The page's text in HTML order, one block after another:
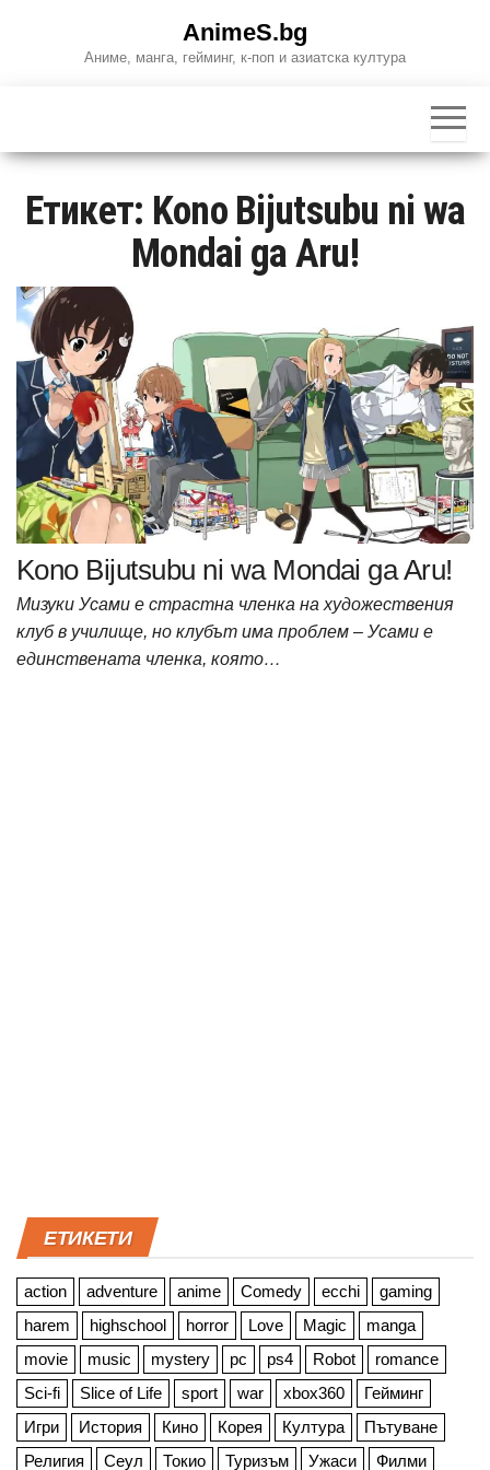
AnimeS.bg
Аниме, манга, гейминг, к-поп и азиатска култура
Етикет: Kono Bijutsubu ni wa
Mondai ga Aru!
Kono Bijutsubu ni wa Mondai ga Aru!
Мизуки Усами е страстна членка на художествения
клуб в училище, но клубът има проблем – Усами е
единствената членка, която…
ЕТИКЕТИ
action adventure anime Comedy ecchi
gaming
harem
highschool horror Love Magic
manga
movie
music mystery pc ps4 Robot
romance
Sci-fi
Slice of Life sport war xbox360
Гейминг
Игри
История Кино Корея Култура
Пътуване
Религия
Сеул Токио Туризъм Ужаси Филми